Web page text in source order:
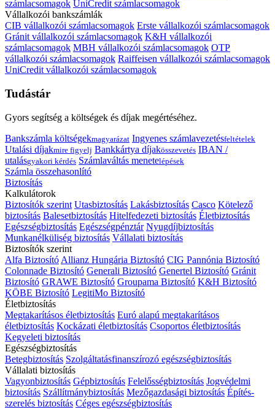
számlacsomagok UniCredit számlacsomagok
Vállalkozói bankszámlák
CIB vállalkozói számlacsomagok Erste vállalkozói számlacsomagok
Gránit vállalkozói számlacsomagok K&H vállalkozói
számlacsomagok MBH vállalkozói számlacsomagok OTP
vállalkozói számlacsomagok Raiffeisen vállalkozói számlacsomagok
UniCredit vállalkozói számlacsomagok
Tudástár
Gyors segítség a költségek és díjak megértéséhez.
Bankszámla költségekmagyarázat Ingyenes számlavezetésfeltételek
Utalási díjakmire figyelj Bankkártya díjakösszevetés IBAN /
utalásgyakori kérdés Számlaváltás menetelépések
Számla összehasonlító
Biztosítás
Kalkulátorok
Biztosítók szerint Utasbiztosítás Lakásbiztosítás Casco Kötelező
biztosítás Balesetbiztosítás Hitelfedezeti biztosítás Életbiztosítás
Egészségbiztosítás Egészségpénztár Nyugdíjbiztosítás
Munkanélküliség biztosítás Vállalati biztosítás
Biztosítók szerint
Alfa Biztosító Allianz Hungária Biztosító CIG Pannónia Biztosító
Colonnade Biztosító Generali Biztosító Genertel Biztosító Gránit
Biztosító GRAWE Biztosító Groupama Biztosító K&H Biztosító
KÖBE Biztosító LegitiMo Biztosító
Életbiztosítás
Megtakarításos életbiztosítás Euró alapú megtakarításos
életbiztosítás Kockázati életbiztosítás Csoportos életbiztosítás
Kegyeleti biztosítás
Egészségbiztosítás
Betegbiztosítás Szolgáltatásfinanszírozó egészségbiztosítás
Vállalati biztosítás
Vagyonbiztosítás Gépbiztosítás Felelősségbiztosítás Jogvédelmi
biztosítás Szállítmánybiztosítás Mezőgazdasági biztosítás Építés-
szerelés biztosítás Céges egészségbiztosítás